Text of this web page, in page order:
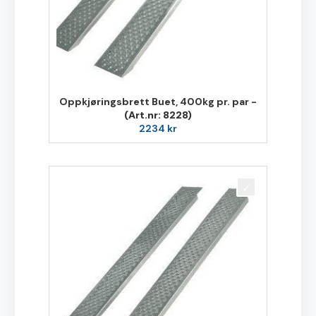
Oppkjøringsbrett Buet, 400kg pr. par -
(Art.nr: 8228)
2234 kr